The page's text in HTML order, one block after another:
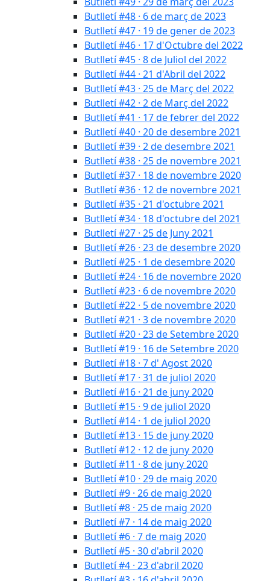
Butlletí #48 · 6 de març de 2023
Butlletí #47 · 19 de gener de 2023
Butlletí #46 · 17 d'Octubre del 2022
Butlletí #45 · 8 de Juliol del 2022
Butlletí #44 · 21 d'Abril del 2022
Butlletí #43 · 25 de Març del 2022
Butlletí #42 · 2 de Març del 2022
Butlletí #41 · 17 de febrer del 2022
Butlletí #40 · 20 de desembre 2021
Butlletí #39 · 2 de desembre 2021
Butlletí #38 · 25 de novembre 2021
Butlletí #37 · 18 de novembre 2020
Butlletí #36 · 12 de novembre 2021
Butlletí #35 · 21 d'octubre 2021
Butlletí #34 · 18 d'octubre del 2021
Butlletí #27 · 25 de Juny 2021
Butlletí #26 · 23 de desembre 2020
Butlletí #25 · 1 de desembre 2020
Butlletí #24 · 16 de novembre 2020
Butlletí #23 · 6 de novembre 2020
Butlletí #22 · 5 de novembre 2020
Butlletí #21 · 3 de novembre 2020
Butlletí #20 · 23 de Setembre 2020
Butlletí #19 · 16 de Setembre 2020
Butlletí #18 · 7 d' Agost 2020
Butlletí #17 · 31 de juliol 2020
Butlletí #16 · 21 de juny 2020
Butlletí #15 · 9 de juliol 2020
Butlletí #14 · 1 de juliol 2020
Butlletí #13 · 15 de juny 2020
Butlletí #12 · 12 de juny 2020
Butlletí #11 · 8 de juny 2020
Butlletí #10 · 29 de maig 2020
Butlletí #9 · 26 de maig 2020
Butlletí #8 · 25 de maig 2020
Butlletí #7 · 14 de maig 2020
Butlletí #6 · 7 de maig 2020
Butlletí #5 · 30 d'abril 2020
Butlletí #4 · 23 d'abril 2020